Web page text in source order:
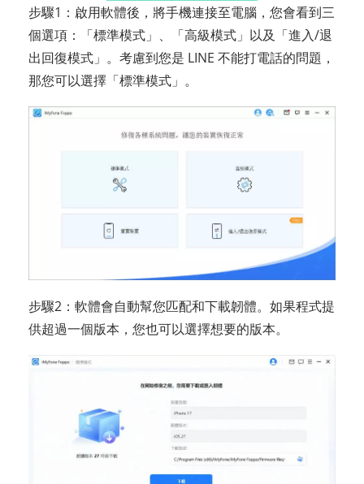
步驟1：啟用軟體後，將手機連接至電腦，您會看到三
個選項：「標準模式」、「高級模式」以及「進入/退
出回復模式」。考慮到您是 LINE 不能打電話的問題，
那您可以選擇「標準模式」。
步驟2：軟體會自動幫您匹配和下載韌體。如果程式提
供超過一個版本，您也可以選擇想要的版本。